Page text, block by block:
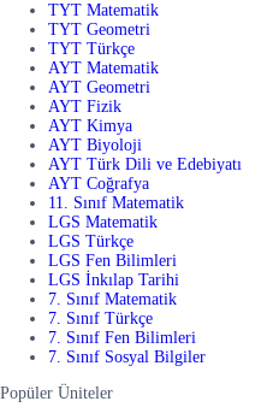
TYT Matematik
TYT Geometri
TYT Türkçe
AYT Matematik
AYT Geometri
AYT Fizik
AYT Kimya
AYT Biyoloji
AYT Türk Dili ve Edebiyatı
AYT Coğrafya
11. Sınıf Matematik
LGS Matematik
LGS Türkçe
LGS Fen Bilimleri
LGS İnkılap Tarihi
7. Sınıf Matematik
7. Sınıf Türkçe
7. Sınıf Fen Bilimleri
7. Sınıf Sosyal Bilgiler
Popüler Üniteler